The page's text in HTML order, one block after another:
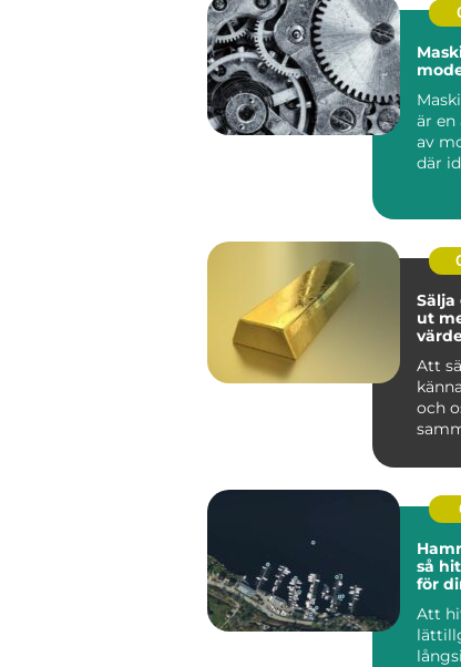
är en
av
där
Sälja
ut
Att
och
eller
så
för
Att